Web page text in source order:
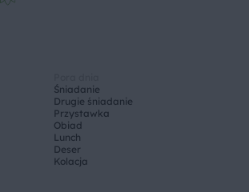
Śniadanie
Drugie śniadanie
Przystawka
Obiad
Lunch
Deser
Kolacja